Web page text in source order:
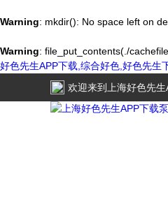
Warning: mkdir(): No space left on
Warning: file_put_contents(./
好色先生APP下载,综合好色,好色先生
欢迎来到
上海好色先